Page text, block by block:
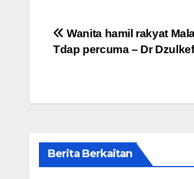
Post
navigation
Wanita hamil rakyat
Tdap percuma – Dr
Berita Berkaitan